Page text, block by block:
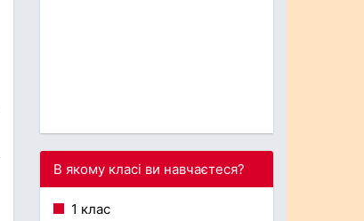
В якому класі ви навчаєтеся?
1 клас